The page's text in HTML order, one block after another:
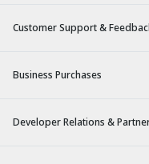
Customer Support &
Business Purchases
Developer Relations &